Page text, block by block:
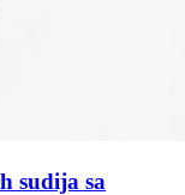
sudija sa